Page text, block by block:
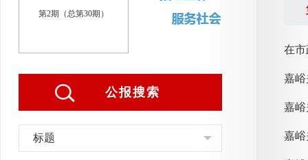
第2期（总第30期）
公报搜索
标题
在
嘉峪
嘉